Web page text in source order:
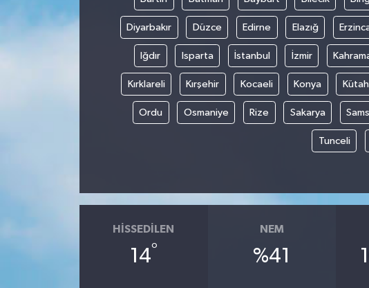
Diyarbakır Düzce Edirne Elazığ
Iğdır Isparta İstanbul İzmir
Kırklareli Kırşehir Kocaeli Konya
Ordu Osmaniye Rize Sakarya
Tunceli
HISSEDILEN
14°
NEM
%41
SİYASET